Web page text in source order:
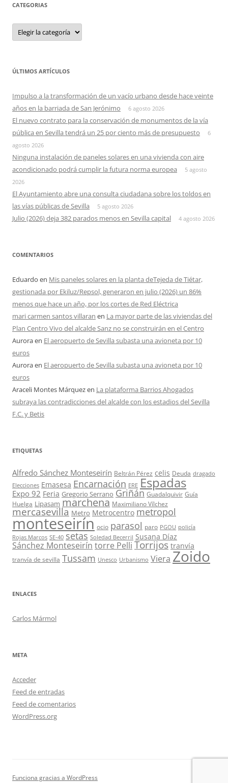
CATEGORIAS
Categorias
ÚLTIMOS ARTÍCULOS
Impulso a la transformación de un vacío urbano desde hace veinte
años en la barriada de San Jerónimo
6 agosto 2026
El nuevo contrato para la conservación de monumentos de la vía
pública en Sevilla tendrá un 25 por ciento más de presupuesto
6
agosto 2026
Ninguna instalación de paneles solares en una vivienda con aire
acondicionado podrá cumplir la futura norma europea
5 agosto
2026
El Ayuntamiento abre una consulta ciudadana sobre los toldos en
las vías públicas de Sevilla
5 agosto 2026
Julio (2026) deja 382 parados menos en Sevilla capital 4 agosto 2026
COMENTARIOS
Eduardo en Mis paneles solares en la planta deTejeda de Tiétar,
gestionada por Ekiluz/Repsol, generaron en julio (2026) un 86%
menos que hace un año, por los cortes de Red Eléctrica
mari carmen santos villaran en La mayor parte de las viviendas del
Plan Centro Vivo del alcalde Sanz no se construirán en el Centro
Auroraen El aeropuerto de Sevilla subasta una avioneta por 10
euros
Auroraen El aeropuerto de Sevilla subasta una avioneta por 10
euros
Araceli Montes Márquezen La plataforma Barrios Ahogados
subraya las contradicciones del alcalde con los estadios del Sevilla
F.C. y Betis
ETIQUETAS
Alfredo Sánchez Monteseirín Beltrán Pérez celis Deuda dragado
Elecciones Emasesa Encarnación ERE Espadas
Expo 92 Feria Gregorio Serrano Griñán Guadalquivir Guía
Huelga Lipasam marchena Maximiliano Vílchez
mercasevilla Metro Metrocentro metropol
monteseirín ocio parasol paro PGOU policía
Rojas Marcos SE-40 setas Soledad Becerril Susana Díaz
Sánchez Monteseirín torre Pelli Torrijos tranvía
tranvía de sevilla Tussam Unesco Urbanismo Viera Zoido
ENLACES
Carlos Mármol
META
Acceder
Feed de entradas
Feed de comentarios
WordPress.org
Funciona gracias a WordPress